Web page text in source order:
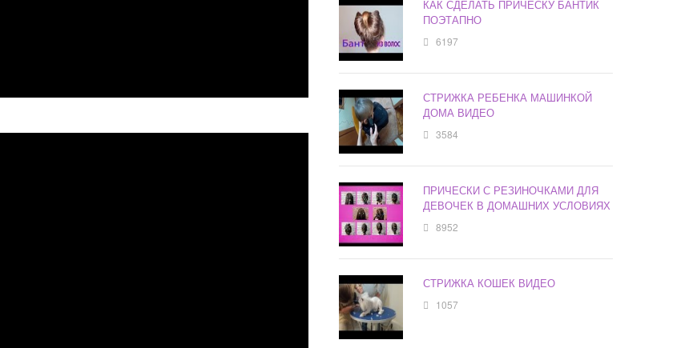
КАК СДЕЛАТЬ ПРИЧЕСКУ БАНТИК
ПОЭТАПНО
6197
СТРИЖКА РЕБЕНКА МАШИНКОЙ
ДОМА ВИДЕО
3584
ПРИЧЕСКИ С РЕЗИНОЧКАМИ ДЛЯ
ДЕВОЧЕК В ДОМАШНИХ УСЛОВИЯХ
8952
СТРИЖКА КОШЕК ВИДЕО
1057